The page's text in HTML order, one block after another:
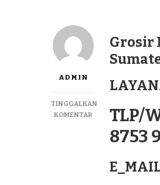
ADMIN
TINGGALKAN
KOMENTARPADA
MINYAK
LAGUREH
Grosir
TLP/
8753